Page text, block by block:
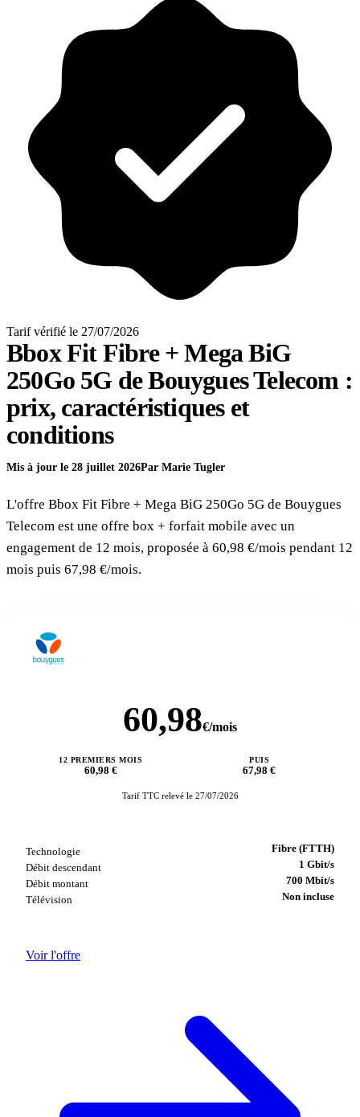
Tarif vérifié le 27/07/2026
Bbox Fit Fibre + Mega BiG
250Go 5G de Bouygues Telecom :
prix, caractéristiques et
conditions
Mis à jour le 28 juillet 2026Par Marie Tugler
L'offre Bbox Fit Fibre + Mega BiG 250Go 5G de Bouygues
Telecom est une offre box + forfait mobile avec un
engagement de 12 mois, proposée à 60,98 €/mois pendant 12
mois puis 67,98 €/mois.
60,98€/mois
12 PREMIERS MOIS
60,98 €
PUIS
67,98 €
Tarif TTC relevé le 27/07/2026
Technologie
Fibre (FTTH)
Débit descendant
1 Gbit/s
Débit montant
700 Mbit/s
Télévision
Non incluse
Voir l'offre